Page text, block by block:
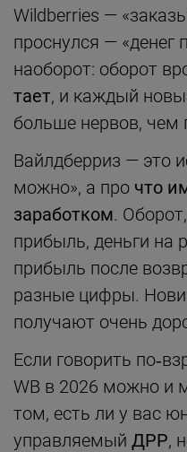
Wildberries —
проснулся — «денег
наоборот: оборот
тает, и каждый
больше нервов, чем
Вайлдберриз — это
можно», а про что
заработком.
прибыль, деньги на
прибыль после
разные цифры.
получают очень
Если говорить
WB в 2026 можно и
том, есть ли у вас
управляемый ДРР,